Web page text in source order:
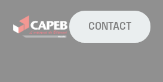
CONTACT